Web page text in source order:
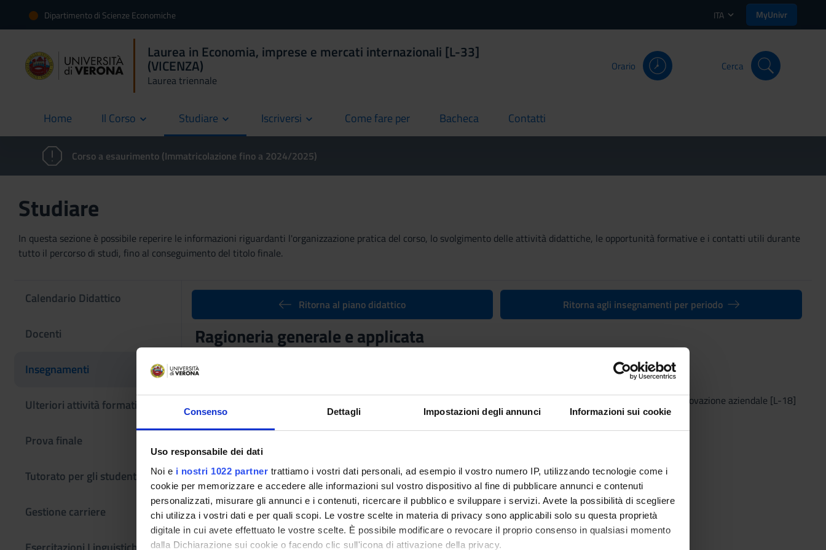
Consenso Dettagli Impostazioni degli annunci Informazioni sui cookie
Uso responsabile dei dati
Noi e i nostri 1022 partner trattiamo i vostri dati personali, ad esempio il vostro numero IP, utilizzando tecnologie come i
cookie per memorizzare e accedere alle informazioni sul vostro dispositivo al fine di pubblicare annunci e contenuti
personalizzati, misurare gli annunci e i contenuti, ricercare il pubblico e sviluppare i servizi. Avete la possibilità di scegliere
chi utilizza i vostri dati e per quali scopi. Le vostre scelte in materia di privacy sono applicabili solo su questa proprietà
digitale in cui avete effettuato le vostre scelte. È possibile modificare o revocare il proprio consenso in qualsiasi momento
dalla Dichiarazione sui cookie o facendo clic sull'icona di attivazione della privacy.
Dipartimento di Scienze Economiche ITA MyUnivr
Laurea in Economia, imprese e mercati internazionali [L-33]
(VICENZA)
Laurea triennale
Orario Cerca
Home
current Il Corso Studiare Iscriversi Come fare per
current Bacheca
current Contatti
current
Corso a esaurimento (Immatricolazione fino a 2024/2025)
Studiare
In questa sezione è possibile reperire le informazioni riguardanti l'organizzazione pratica del corso, lo svolgimento delle attività didattiche, le opportunità formative e i contatti utili durante
tutto il percorso di studi, fino al conseguimento del titolo finale.
Calendario Didattico
Docenti
Insegnamenti
Ulteriori attività formative
Prova finale
Tutorato per gli studenti
Gestione carriere
Ritorna al piano didattico Ritorna agli insegnamenti per periodo
Ragioneria generale e applicata
4S02459
L'insegnamento è mutuato dall'insegnamentoRagioneria generale e applicata(2021/2022) - Laurea in Economia e innovazione aziendale [L-18]